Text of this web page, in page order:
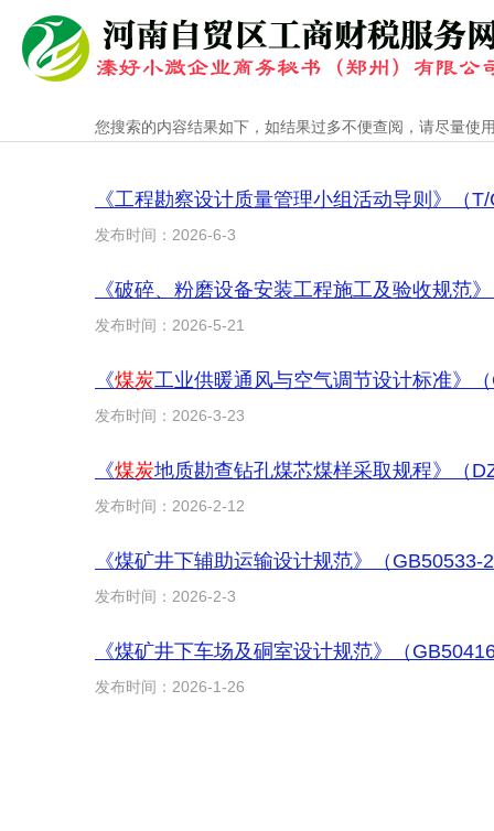
您搜索的内容结果如下，如结果过多不便查阅，请尽量使
《工程勘察设计质量管理小组活动导则》（
发布时间：2026-6-3
发布时间：2026-5-21
《煤炭工业供暖通风与空气调节设计标准》（
发布时间：2026-3-23
《煤炭地质勘查钻孔煤芯煤样采取规程》（
发布时间：2026-2-12
《煤矿井下辅助运输设计规范》（
发布时间：2026-2-3
《煤矿井下车场及硐室设计规范》（
发布时间：2026-1-26